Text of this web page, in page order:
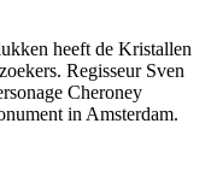
heeft de Kristallen
Regisseur Sven
Cheroney
in Amsterdam.